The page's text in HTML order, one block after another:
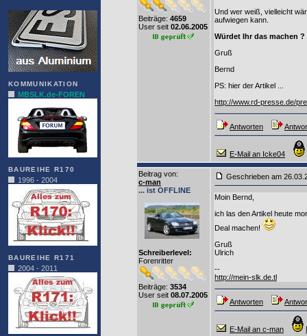
KOMMUNIKATION
MBSLK.de-FOREN
BAUREIHE R170
1996 - 2004
BAUREIHE R171
2004 - 2011
Beiträge: 4659
User seit 02.06.2005
Und wer weiß, vielleicht
aufwiegen kann.
Würdet Ihr das machen ?
Gruß
Bernd
PS: hier der Artikel ...
http://www.rd-presse.de/
Antworten
E-Mail an Icke04
Beitrag von:
c-man
... ist OFFLINE
Schreiberlevel:
Forenritter
Beiträge: 3534
User seit 08.07.2005
Geschrieben am
Moin Bernd,
ich las den Artikel heute
Deal machen!
Gruß
Ulrich
--
http://mein-slk.de.tl
Antworten
E-Mail an c-man